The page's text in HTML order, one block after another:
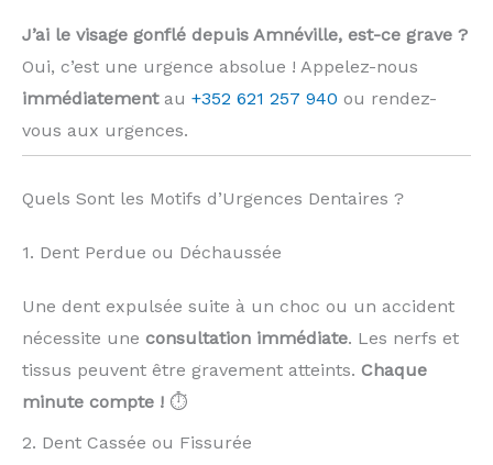
J’ai le visage gonflé depuis Amnéville, est-ce grave ?
Oui, c’est une urgence absolue ! Appelez-nous
immédiatementau +352 621 257 940 ou rendez-
vous aux urgences.
Quels Sont les Motifs d’Urgences Dentaires ?
1. Dent Perdue ou Déchaussée
Une dent expulsée suite à un choc ou un accident
nécessite une consultation immédiate. Les nerfs et
tissus peuvent être gravement atteints. Chaque
minute compte ! ⏱️
2. Dent Cassée ou Fissurée